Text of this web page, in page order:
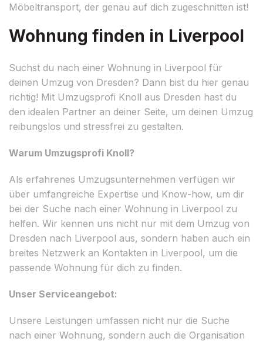
Möbeltransport, der genau auf dich zugeschnitten ist!
Wohnung finden in Liverpool
Suchst du nach einer Wohnung in Liverpool für
deinen Umzug von Dresden? Dann bist du hier genau
richtig! Mit Umzugsprofi Knoll aus Dresden hast du
den idealen Partner an deiner Seite, um deinen Umzug
reibungslos und stressfrei zu gestalten.
Warum Umzugsprofi Knoll?
Als erfahrenes Umzugsunternehmen verfügen wir
über umfangreiche Expertise und Know-how, um dir
bei der Suche nach einer Wohnung in Liverpool zu
helfen. Wir kennen uns nicht nur mit dem Umzug von
Dresden nach Liverpool aus, sondern haben auch ein
breites Netzwerk an Kontakten in Liverpool, um die
passende Wohnung für dich zu finden.
Unser Serviceangebot:
Unsere Leistungen umfassen nicht nur die Suche
nach einer Wohnung, sondern auch die Organisation